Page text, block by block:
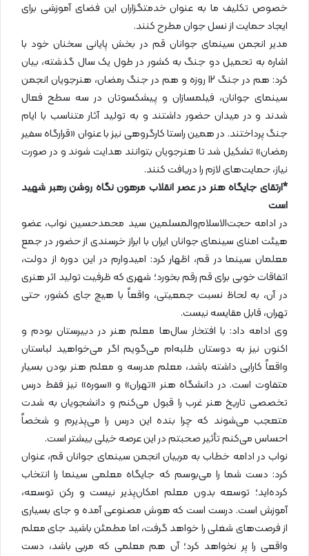
خصوص تکلیف ما به عنوان خدمتگزاران این فضای آموزشی برای
ایجاد حمایت از نسل جوان مطرح کنند.
مدیر انجمن سینمای جوانان قم در بخش پایانی سخنان خود با
اشاره به تحمیل دو جنگ به کشور در طول یک سال گذشته، بیان
کرد: هم در جنگ 12 روزه و هم در جنگ رمضان، هنرجویان انجمن
سینمای جوانان، فیلمسازان و پیشکسوتان در سه سطح فعال
شدند و در میدان حضور داشتند و به تولید آثار متناسب با ایام
جنگ پرداختند. در همین راستا کارگروهی نیز با عنوان «قرارگاه سفیر
رمضان» تشکیل شد تا هنرجویان بتوانند هدایت شوند و در صورت
نیاز، حمایت‌های لازم را دریافت کنند.
*ارتقای جایگاه هنر در عصر انقلاب مرهون نگاه روشن رهبر شهید
است
در ادامه حجت‌الاسلام‌والمسلمین سید محمدحسین نواب، عضو
هیئت امنای سینمای جوانان ایران با ابراز خرسندی از حضور در جمع
معلمان سینما در قم، اظهار کرد: امیدوارم در این دوره از دولت،
اتفاقات خوبی برای قم رقم بخورد؛ شهری که ظرفیت تولید اثر هنری
در آن، به لحاظ نسبت جمعیتی، واقعاً با هیچ جای کشور، حتی
تهران، قابل مقایسه نیست.
وی ادامه داد: با افتخار سال‌ها معلم هنر در دبیرستان بودم و
اکنون نیز به دوستان طلبه‌ام می‌گویم اگر می‌خواهید لباستان
واقعاً کارایی داشته باشد، معلم مدرسه و معلم هنر بودن بسیار
متفاوت است. در دانشگاه هنر «تهران» و «سوره» نیز فقط درس
تخصصی تاریخ هنر غرب را قبول می‌کنم و دانشجویان به شدت
متعجب می‌شوند که چرا بنده این درس را می‌پذیرم و شخصاً
احساس می‌کنم تأثیر صحبتم در این عرصه خیلی بیشتر است.
نواب در ادامه خطاب به مربیان انجمن سینمای جوانان قم، عنوان
کرد: دست شما را می‌بوسم که جایگاه معلمی سینما را انتخاب
کرده‌اید؛ توسعه بدون معلم امکان‌پذیر نیست و رکن توسعه،
آموزش است. درست است که هوش مصنوعی آمده و جای بسیاری
از فرصت‌های شغلی را خواهد گرفت، اما مطمئن باشید جای معلم
واقعی را پر نخواهد کرد؛ آن هم معلمی که مربی باشد، دست